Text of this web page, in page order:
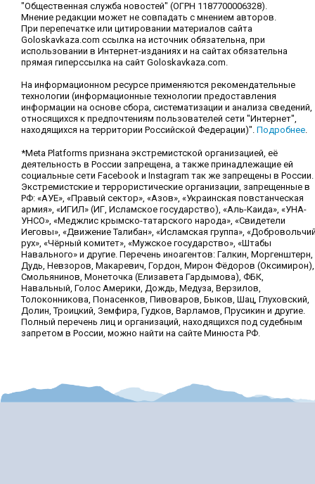
"Общественная служба новостей" (ОГРН 1187700006328).
Мнение редакции может не совпадать с мнением авторов.
При перепечатке или цитировании материалов сайта
Goloskavkaza.com ссылка на источник обязательна, при
использовании в Интернет-изданиях и на сайтах обязательна
прямая гиперссылка на сайт Goloskavkaza.com.
На информационном ресурсе применяются рекомендательные
технологии (информационные технологии предоставления
информации на основе сбора, систематизации и анализа сведений,
относящихся к предпочтениям пользователей сети "Интернет",
находящихся на территории Российской Федерации)". Подробнее.
*Meta Platforms признана экстремистской организацией, её
деятельность в России запрещена, а также принадлежащие ей
социальные сети Facebook и Instagram так же запрещены в России.
Экстремистские и террористические организации, запрещенные в
РФ: «АУЕ», «Правый сектор», «Азов», «Украинская повстанческая
армия», «ИГИЛ» (ИГ, Исламское государство), «Аль-Каида», «УНА-
УНСО», «Меджлис крымско-татарского народа», «Свидетели
Иеговы», «Движение Талибан», «Исламская группа»,
рух», «Чёрный комитет», «Мужское государство», «Штабы
Навального» и другие. Перечень иноагентов: Галкин, Моргенштерн,
Дудь, Невзоров, Макаревич, Гордон, Мирон Фёдоров (Оксимирон),
Смольянинов, Монеточка (Елизавета Гардымова), ФБК,
Навальный, Голос Америки, Дождь, Медуза, Верзилов,
Толоконникова, Понасенков, Пивоваров, Быков, Шац, Глуховский,
Долин, Троицкий, Земфира, Гудков, Варламов, Прусикин и другие.
Полный перечень лиц и организаций, находящихся под судебным
запретом в России, можно найти на сайте Минюста РФ.